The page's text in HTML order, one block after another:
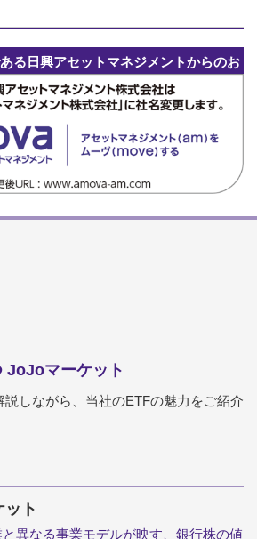
る日興アセットマネジメントからのお
知らせ
JoJoマーケット
説しながら、当社のETFの魅力をご紹介
ト
異なる事業モデルが映す、銀行株の値